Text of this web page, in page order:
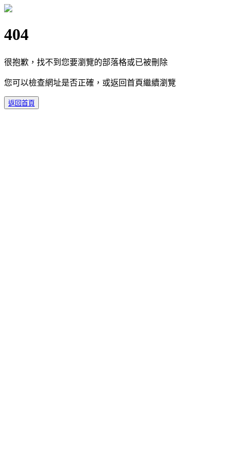
404
很抱歉，找不到您要瀏覽的部落格或已被刪除
您可以檢查網址是否正確，或返回首頁繼續瀏覽
返回首頁